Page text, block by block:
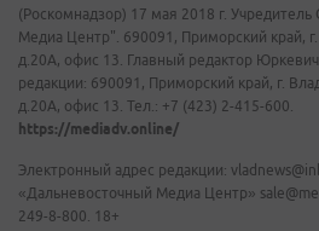
(Роскомнадзор) 17 мая 2018 г.
Медиа Центр". 690091, Приморский край,
д.20А, офис 13. Главный редактор
редакции: 690091, Приморский край, г.
д.20А, офис 13. Тел.: +7 (423) 2-415-600.
https://mediadv.online/
Электронный адрес редакции:
«Дальневосточный Медиа Центр»
249-8-800. 18+